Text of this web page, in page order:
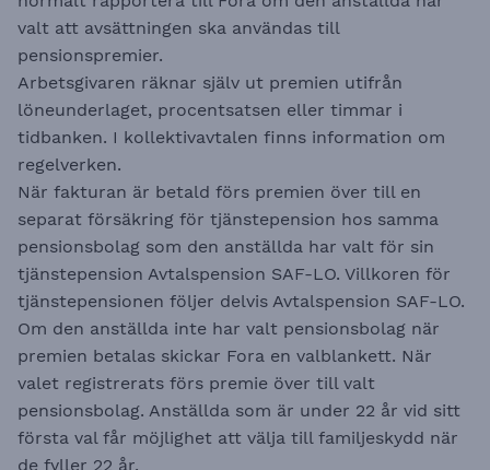
valt att avsättningen ska användas till
pensionspremier.
Arbetsgivaren räknar själv ut premien utifrån
löneunderlaget, procentsatsen eller timmar i
tidbanken. I kollektivavtalen finns information om
regelverken.
När fakturan är betald förs premien över till en
separat försäkring för tjänstepension hos samma
pensionsbolag som den anställda har valt för sin
tjänstepension Avtalspension SAF-LO. Villkoren för
tjänstepensionen följer delvis Avtalspension SAF-LO.
Om den anställda inte har valt pensionsbolag när
premien betalas skickar Fora en valblankett. När
valet registrerats förs premie över till valt
pensionsbolag. Anställda som är under 22 år vid sitt
första val får möjlighet att välja till familjeskydd när
de fyller 22 år.